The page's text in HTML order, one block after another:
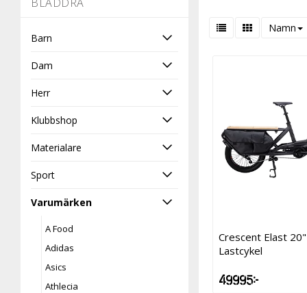
Barn
Dam
Herr
Klubbshop
Materialare
Sport
Varumärken
A Food
Adidas
Asics
Athlecia
Namn
Crescent Elast
Lastcykel
49 995 kr